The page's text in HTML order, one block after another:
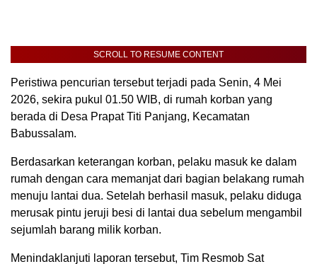
SCROLL TO RESUME CONTENT
Peristiwa pencurian tersebut terjadi pada Senin, 4 Mei
2026, sekira pukul 01.50 WIB, di rumah korban yang
berada di Desa Prapat Titi Panjang, Kecamatan
Babussalam.
Berdasarkan keterangan korban, pelaku masuk ke dalam
rumah dengan cara memanjat dari bagian belakang rumah
menuju lantai dua. Setelah berhasil masuk, pelaku diduga
merusak pintu jeruji besi di lantai dua sebelum mengambil
sejumlah barang milik korban.
Menindaklanjuti laporan tersebut, Tim Resmob Sat